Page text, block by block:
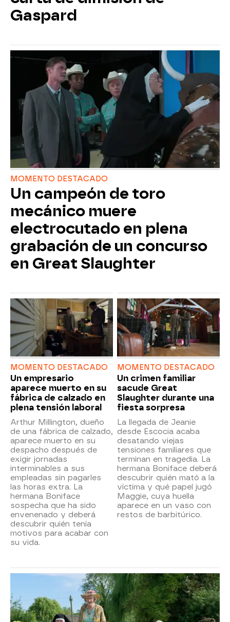
Gaspard
MOMENTO DESTACADO
Un campeón de toro
mecánico muere
electrocutado en plena
grabación de un concurso
en Great Slaughter
MOMENTO DESTACADO
Un empresario
aparece muerto en su
fábrica de calzado en
plena tensión laboral
Arthur Millington, dueño
de una fábrica de calzado,
aparece muerto en su
despacho después de
exigir jornadas
interminables a sus
empleadas sin pagarles
las horas extra. La
hermana Boniface
sospecha que ha sido
envenenado y deberá
descubrir quién tenía
motivos para acabar con
su vida.
MOMENTO DESTACADO
Un crimen familiar
sacude Great
Slaughter durante una
fiesta sorpresa
La llegada de Jeanie
desde Escocia acaba
desatando viejas
tensiones familiares que
terminan en tragedia. La
hermana Boniface deberá
descubrir quién mató a la
víctima y qué papel jugó
Maggie, cuya huella
aparece en un vaso con
restos de barbitúrico.